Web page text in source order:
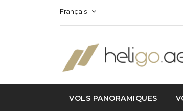
Français
VOLS PANORAMIQUES